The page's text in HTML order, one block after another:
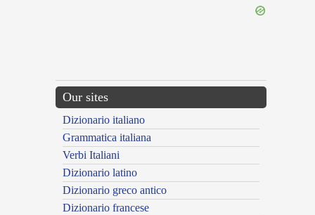
Our sites
Dizionario italiano
Grammatica italiana
Verbi Italiani
Dizionario latino
Dizionario greco antico
Dizionario francese